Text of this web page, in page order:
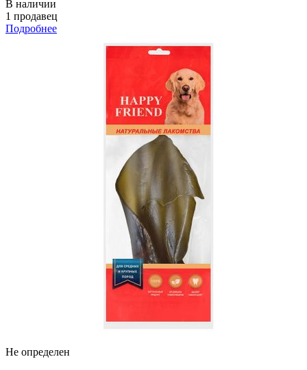
В наличии
1 продавец
Подробнее
Не определен